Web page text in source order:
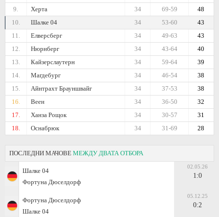
9.
Херта 48
69-59
34
10.
Шалке 04 43
53-60
34
11.
Елверсберг 43
49-63
34
12.
Нюрнберг 40
43-64
34
13.
Кайзерслаутерн 39
59-64
34
14.
Магдебург 38
46-54
34
15.
Айнтрахт Брауншвайг 38
37-53
34
16.
Веен 32
36-50
34
17.
Ханза Рощок 31
30-57
34
18.
Оснабрюк 28
31-69
34
ПОСЛЕДНИ МАЧОВЕ МЕЖДУ ДВАТА ОТБОРА
Шалке 04
Фортуна Дюселдорф
02.05.26
1:0
Фортуна Дюселдорф
Шалке 04
05.12.25
0:2